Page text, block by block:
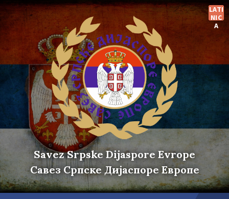
Skip
to
content
Skip
to
main
navigation
Skip
to
footer
LATI
NIC
A
Savez Srpske Dijaspore Evrope
Савез Српске Дијаспоре Европе